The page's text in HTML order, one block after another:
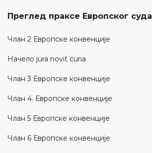
Преглед праксе Европског суда
Члан 2 Европске конвенције
Начело jura novit curia
Члан 3 Европске конвенције
Члан 4. Европске конвенције
Члан 5 Европске конвенције
Члан 6 Европске конвенције